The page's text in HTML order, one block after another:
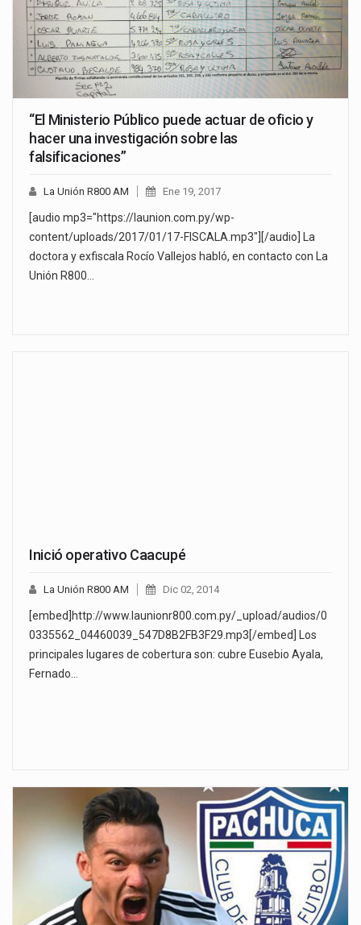
“El Ministerio Público puede actuar de oficio y
hacer una investigación sobre las
falsificaciones”
La Unión R800 AM Ene 19, 2017
[audio mp3="https://launion.com.py/wp-
content/uploads/2017/01/17-FISCALA.mp3"][/audio] La
doctora y exfiscala Rocío Vallejos habló, en contacto con La
Unión R800…
Inició operativo Caacupé
La Unión R800 AM Dic 02, 2014
[embed]http://www.launionr800.com.py/_upload/audios/0
0335562_04460039_547D8B2FB3F29.mp3[/embed] Los
principales lugares de cobertura son: cubre Eusebio Ayala,
Fernado…